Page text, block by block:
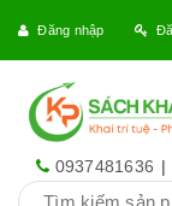
Đăng nhập
0937481636 |